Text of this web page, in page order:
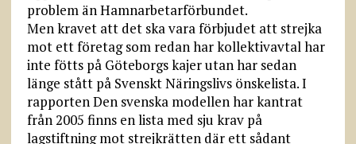
problem än Hamnarbetarförbundet.
Men kravet att det ska vara förbjudet att strejka
mot ett företag som redan har kollektivavtal har
inte fötts på Göteborgs kajer utan har sedan
länge stått på Svenskt Näringslivs önskelista. I
rapporten Den svenska modellen har kantrat
från 2005 finns en lista med sju krav på
lagstiftning mot strejkrätten där ett sådant